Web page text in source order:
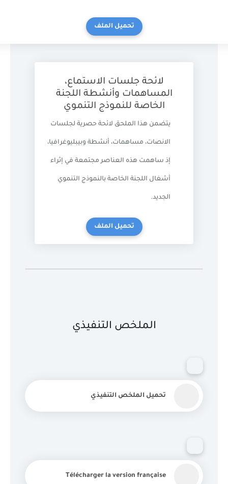
تحميل الملف
لائحة جلسات الاستماع،
المساهمات وأنشطة اللجنة
الخاصة للنموذج التنموي
يتضمن هذا الملحق لائحة حصرية لجلسات
الانصات، مساهمات، أنشطة وبيبليوغرافيا،
إذ ساهمت هذه العناصر مجتمعة في إثراء
أشغال اللجنة الخاصة بالنموذج التنموي
تحميل الملف
الملخص التنفيذي
تحميل الملخص التنفيذي
Télécharger la version française